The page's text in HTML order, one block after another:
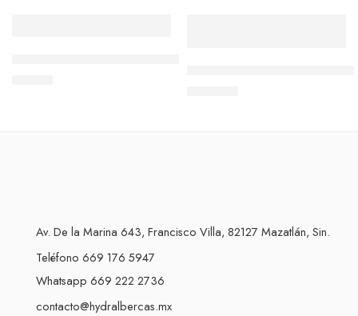
Av. De la Marina 643, Francisco Villa, 82127 Mazatlán, Sin.
Teléfono 669 176 5947
Whatsapp 669 222 2736
contacto@hydralbercas.mx